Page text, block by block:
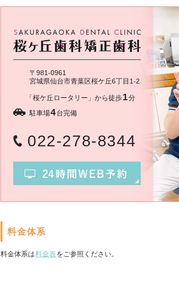
〒981-0961
宮城県仙台市青葉区桜ケ丘6丁目1-2
「桜ケ丘ロータリー」から徒歩1分
駐車場4台完備
022-278-8344
料金体系
料金体系は料金表をご参照ください。